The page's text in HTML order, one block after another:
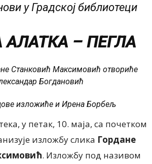
у Градској библиотеци
АЛАТКА – ПЕГЛА
Станковић Максимовић отвориће
Богдановић
изложиће и Ирена Борбељ
у петак, 10. маја, са почетком
изложбу слика Гордане
. Изложбу под називом